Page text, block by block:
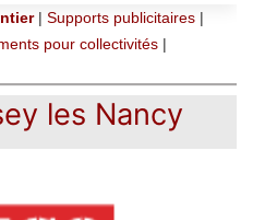
| Supports publicitaires |
pour collectivités |
les Nancy